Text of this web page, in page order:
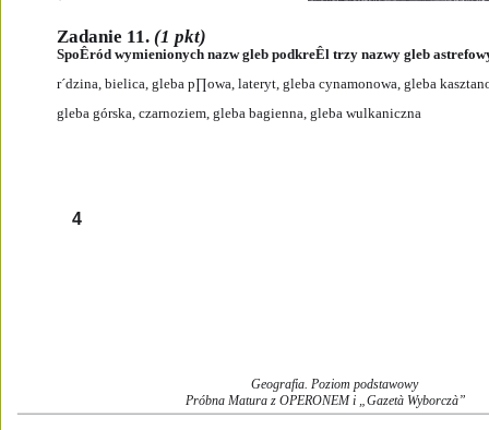
Zadanie 11. (1 pkt)
SpoÊród wymienionych nazw gleb podkreÊl trzy nazwy gleb
r´dzina, bielica, gleba p∏owa, lateryt, gleba cynamonowa, gleba
gleba górska, czarnoziem, gleba bagienna, gleba wulkaniczna
4
Geografia. Poziom podstawowy
Próbna Matura z OPERONEM i „Gazetà Wyborczà”